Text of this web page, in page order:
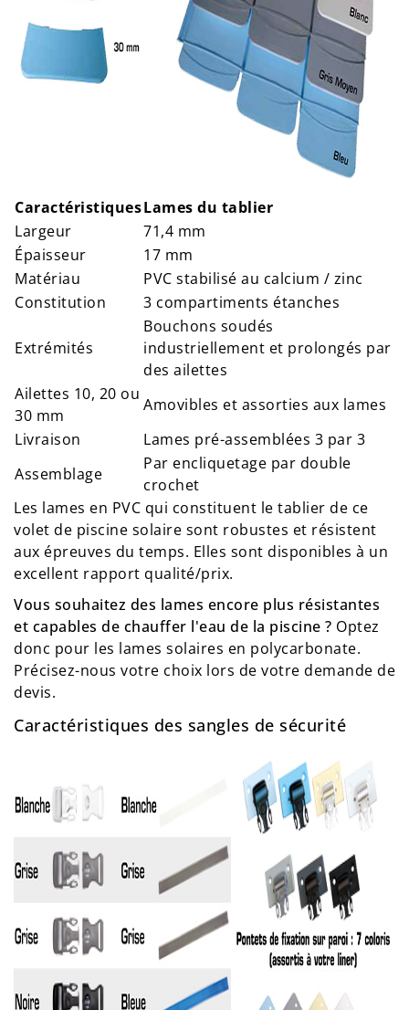
CaractéristiquesLames du tablier
Largeur
71,4 mm
Épaisseur
17 mm
Matériau
PVC stabilisé au calcium / zinc
Constitution
3 compartiments étanches
Extrémités
Bouchons soudés
industriellement et prolongés par
des ailettes
Ailettes 10, 20 ou
30 mm
Amovibles et assorties aux lames
Livraison
Lames pré-assemblées 3 par 3
Assemblage
Par encliquetage par double
crochet
Les lames en PVC qui constituent le tablier de ce
volet de piscine solaire sont robustes et résistent
aux épreuves du temps. Elles sont disponibles à un
excellent rapport qualité/prix.
Vous souhaitez des lames encore plus résistantes
et capables de chauffer l'eau de la piscine ? Optez
donc pour les lames solaires en polycarbonate.
Précisez-nous votre choix lors de votre demande de
devis.
Caractéristiques des sangles de sécurité